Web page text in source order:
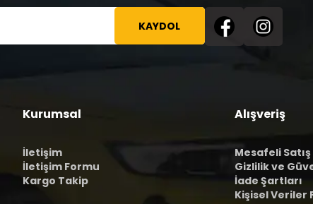
KAYDOL
Kurumsal
İletişim
İletişim Formu
Kargo Takip
Alışveriş
Mesafeli
Gizlilik ve
İade Şartları
Kişisel Veriler